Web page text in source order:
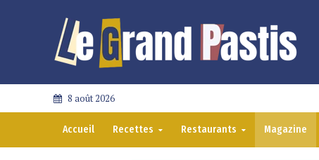
8 août 2026
Accueil Recettes Restaurants Magazine